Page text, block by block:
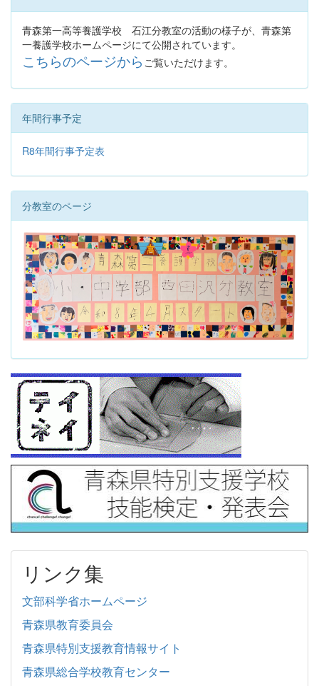
青森第一高等養護学校 石江分教室の活動の様子が、青森第
一養護学校ホームページにて公開されています。
こちらのページから ご覧いただけます。
年間行事予定
R8年間行事予定表
分教室のページ
リンク集
文部科学省ホームページ
青森県教育委員会
青森県特別支援教育情報サイト
青森県総合学校教育センター